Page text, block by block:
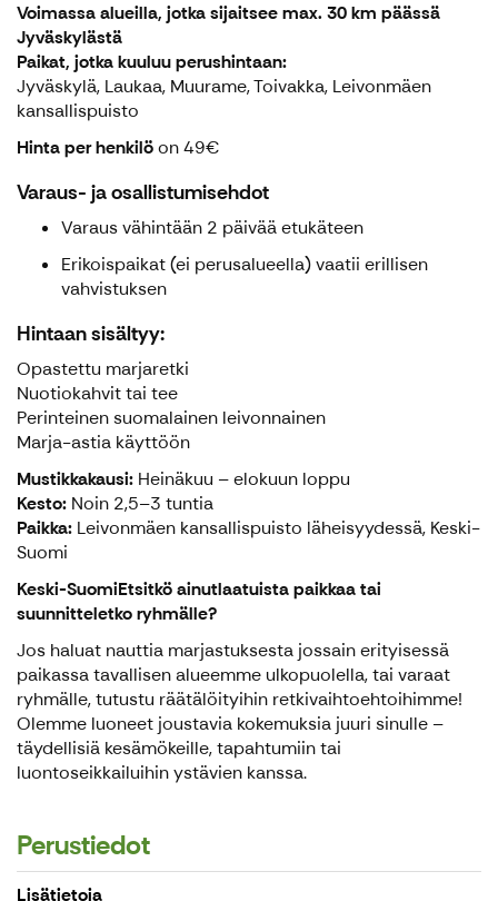
Voimassa alueilla, jotka sijaitsee max. 30 km päässä
Jyväskylästä
Paikat, jotka kuuluu perushintaan:
Jyväskylä, Laukaa, Muurame, Toivakka, Leivonmäen
kansallispuisto
Hinta per henkilöon 49€
Varaus- ja osallistumisehdot
Varaus vähintään 2 päivää etukäteen
Erikoispaikat (ei perusalueella) vaatii erillisen
vahvistuksen
Hintaan sisältyy:
Opastettu marjaretki
Nuotiokahvit tai tee
Perinteinen suomalainen leivonnainen
Marja-astia käyttöön
Mustikkakausi: Heinäkuu – elokuun loppu
Kesto: Noin 2,5–3 tuntia
Paikka: Leivonmäen kansallispuisto läheisyydessä, Keski-
Suomi
Keski-SuomiEtsitkö ainutlaatuista paikkaa tai
suunnitteletko ryhmälle?
Jos haluat nauttia marjastuksesta jossain erityisessä
paikassa tavallisen alueemme ulkopuolella, tai varaat
ryhmälle, tutustu räätälöityihin retkivaihtoehtoihimme!
Olemme luoneet joustavia kokemuksia juuri sinulle –
täydellisiä kesämökeille, tapahtumiin tai
luontoseikkailuihin ystävien kanssa.
Perustiedot
Lisätietoja